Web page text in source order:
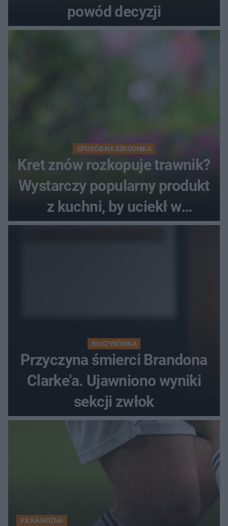
powód decyzji
SPOSÓB NA SZKODNIKA
Kret znów rozkopuje trawnik?
Wystarczy popularny produkt
z kuchni, by uciekł w
popłochu
KOSZYKÓWKA
Przyczyna śmierci Brandona
Clarke'a. Ujawniono wyniki
sekcji zwłok
PIŁKA NOŻNA